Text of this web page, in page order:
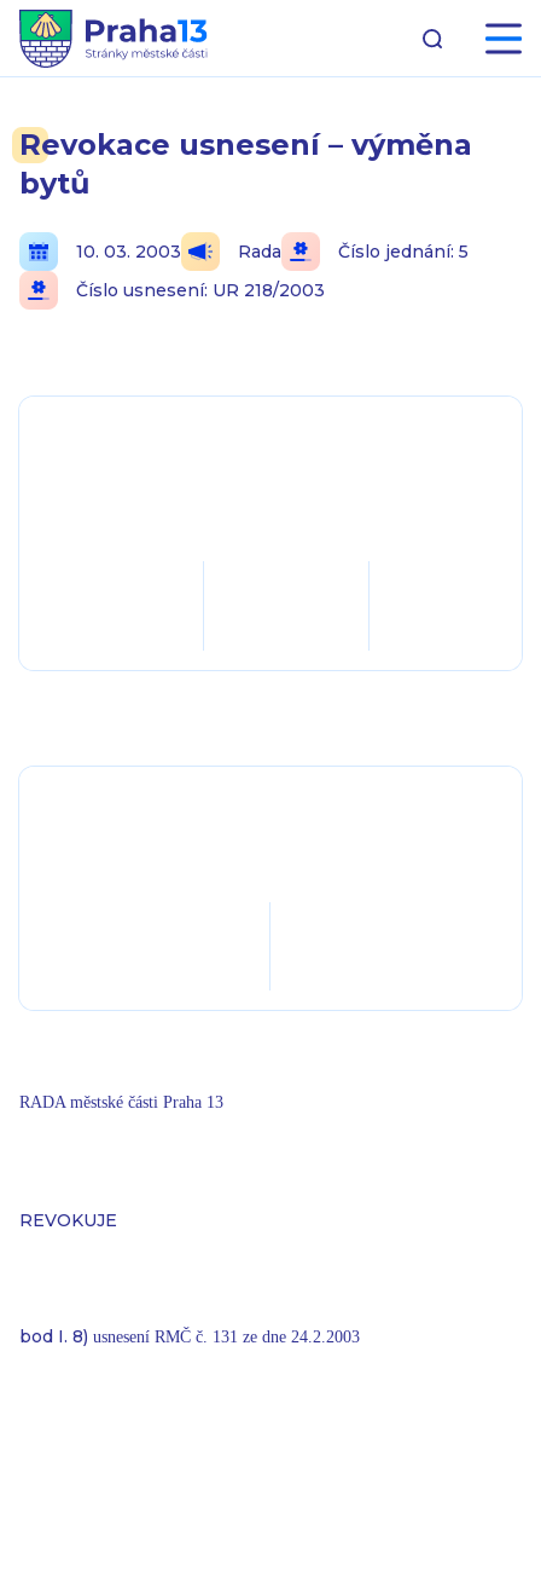
Revokace usnesení – výměna
bytů
10. 03. 2003 Rada
Číslo jednání: 5
Číslo usnesení: UR 218/2003
RADA městské části Praha 13
REVOKUJE
bod I. 8) usnesení RMČ č. 131 ze dne 24.2.2003